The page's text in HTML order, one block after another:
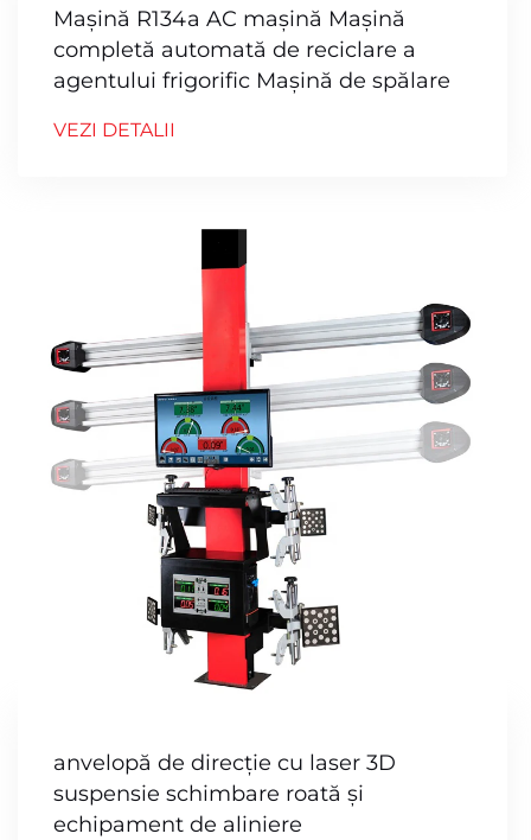
Mașină R134a AC mașină Mașină
completă automată de reciclare a
agentului frigorific Mașină de spălare
VEZI DETALII
anvelopă de direcție cu laser 3D
suspensie schimbare roată și
echipament de aliniere